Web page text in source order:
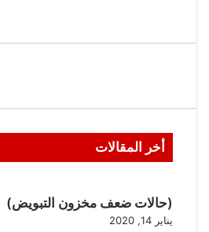
أخر المقالات
(حالات ضعف مخزون التبويض)
يناير 14, 2020